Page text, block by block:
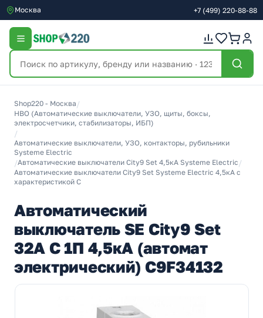
Москва +7 (499) 220-88-88
Shop220 - Москва /
НВО (Автоматические выключатели, УЗО, щиты, боксы,
электросчетчики, стабилизаторы, ИБП)
/
Автоматические выключатели, УЗО, контакторы, рубильники
Systeme Electric
/Автоматические выключатели City9 Set 4,5кА Systeme Electric /
Автоматические выключатели City9 Set Systeme Electric 4,5кА с
характеристикой C
Автоматический
выключатель SE City9 Set
32А С 1П 4,5кА (автомат
электрический) C9F34132